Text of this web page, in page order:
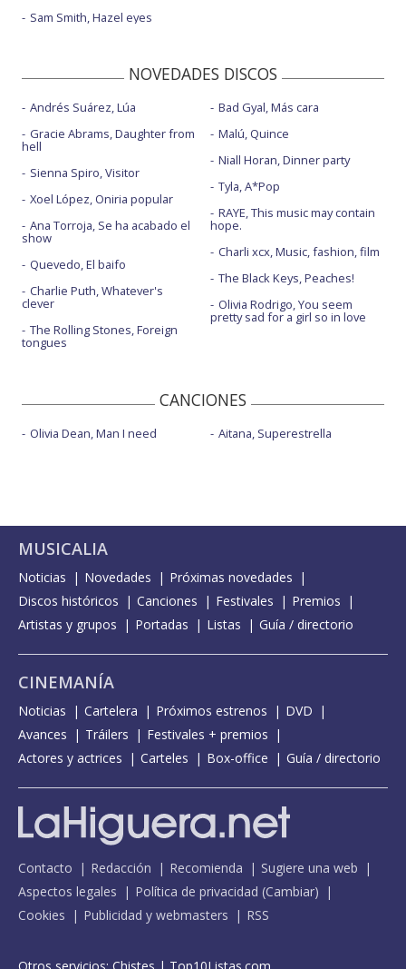
Sam Smith, Hazel eyes
NOVEDADES DISCOS
Andrés Suárez, Lúa
Gracie Abrams, Daughter from
hell
Sienna Spiro, Visitor
Xoel López, Oniria popular
Ana Torroja, Se ha acabado el
show
Quevedo, El baifo
Charlie Puth, Whatever's
clever
The Rolling Stones, Foreign
tongues
Bad Gyal, Más cara
Malú, Quince
Niall Horan, Dinner party
Tyla, A*Pop
RAYE, This music may contain
hope.
Charli xcx, Music, fashion, film
The Black Keys, Peaches!
Olivia Rodrigo, You seem
pretty sad for a girl so in love
CANCIONES
Olivia Dean, Man I need Aitana, Superestrella
MUSICALIA
Noticias Novedades
Próximas novedades
Discos históricos
Canciones Festivales
Premios
Artistas y grupos
Portadas Listas Guía / directorio
CINEMANÍA
Noticias Cartelera Próximos estrenos
DVD
Avances
Tráilers
Festivales + premios
Actores y actrices
Carteles Box-office Guía / directorio
Contacto Redacción Recomienda
Sugiere una web
Aspectos legales
Política de privacidad (Cambiar)
Cookies
Publicidad y webmasters RSS